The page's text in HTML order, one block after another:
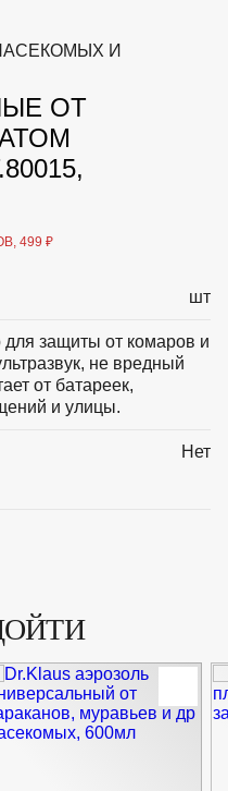
НАСЕКОМЫХ И
И УДОБРЕНИЯ
ПИКНИКА
И
ОТ
499 ₽
шт
защиты от комаров и
не вредный
от батареек,
и улицы.
Нет